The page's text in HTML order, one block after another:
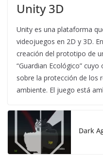
Unity 3D
Unity es una plataforma
videojuegos en 2D y 3D.
creación del prototipo de
“Guardian Ecológico”
sobre la protección de los
ambiente. El juego está
Dark